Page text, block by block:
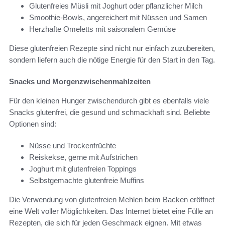
Glutenfreies Müsli mit Joghurt oder pflanzlicher Milch
Smoothie-Bowls, angereichert mit Nüssen und Samen
Herzhafte Omeletts mit saisonalem Gemüse
Diese glutenfreien Rezepte sind nicht nur einfach zuzubereiten,
sondern liefern auch die nötige Energie für den Start in den Tag.
Snacks und Morgenzwischenmahlzeiten
Für den kleinen Hunger zwischendurch gibt es ebenfalls viele
Snacks glutenfrei, die gesund und schmackhaft sind. Beliebte
Optionen sind:
Nüsse und Trockenfrüchte
Reiskekse, gerne mit Aufstrichen
Joghurt mit glutenfreien Toppings
Selbstgemachte glutenfreie Muffins
Die Verwendung von glutenfreien Mehlen beim Backen eröffnet
eine Welt voller Möglichkeiten. Das Internet bietet eine Fülle an
Rezepten, die sich für jeden Geschmack eignen. Mit etwas